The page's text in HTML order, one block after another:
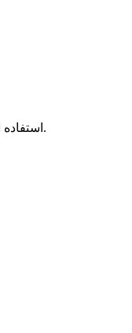
استفاده از مطالب سایت با ذکر منبع بلامانع میباشد.